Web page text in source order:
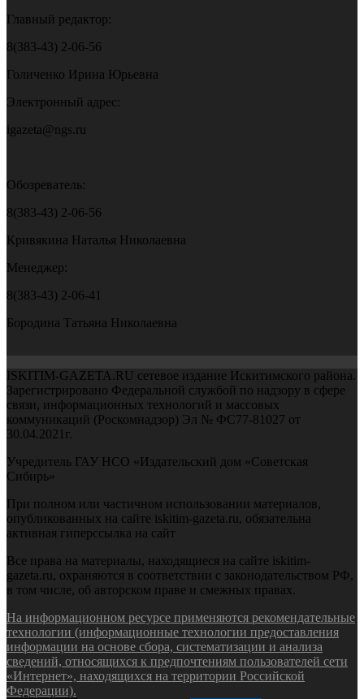
Главный редактор:
8(383-43) 2-06-56
Голиченко Ирина Юрьевна
Электронный адрес:
igazeta@ngs.ru
Обозреватель:
8(383-43) 2-06-56
Кривякина Наталья Николаевна
Менеджер:
8(383-43) 2-06-41
Бородина Татьяна Николаевна
ISKITIM-GAZETA.RU сетевое издание Искитимского района.
Зарегистрировано Федеральной службой по надзору в сфере
связи, информационных технологий и массовых
коммуникаций (Роскомнадзор) Эл № ФС77-81027 от
30.04.2021г.
Учредитель ГАУ НСО «Издательский дом «Советская
Сибирь»
При полном или частичном использовании материалов,
опубликованных на сайте iskitim-gazeta.ru, обязательна
активная гиперссылка на сайт
Все права на материалы, находящиеся на сайте iskitim-
gazeta.ru, охраняются в соответствии с законодательством РФ,
в том числе, об авторском праве и смежных правах.
На информационном ресурсе применяются рекомендательные
технологии (информационные технологии предоставления
информации на основе сбора, систематизации и анализа
сведений, относящихся к предпочтениям пользователей сети
«Интернет», находящихся на территории Российской
Федерации).